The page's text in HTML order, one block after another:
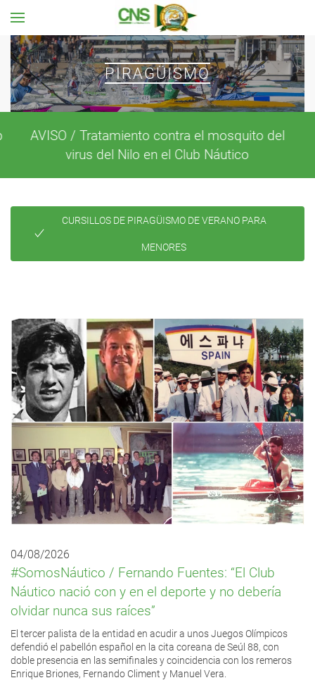
Ir al contenido principal
PIRAGÜISMO
Menú intersemanal del servicio de
restauración del Club Náutico
CURSILLOS DE PIRAGÜISMO DE VERANO PARA
MENORES
04/08/2026
#SomosNáutico / Fernando Fuentes: “El Club
Náutico nació con y en el deporte y no debería
olvidar nunca sus raíces”
El tercer palista de la entidad en acudir a unos Juegos Olímpicos
defendió el pabellón español en la cita coreana de Seúl 88, con
doble presencia en las semifinales y coincidencia con los remeros
Enrique Briones, Fernando Climent y Manuel Vera.